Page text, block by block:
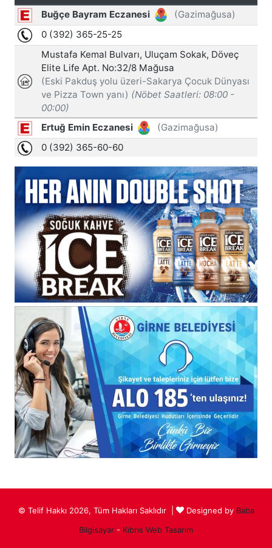
© Telif Hakkı 2026, Tüm Hakları Saklıdır | Designed by Baba
Bilgisayar - Kıbrıs Web Tasarım